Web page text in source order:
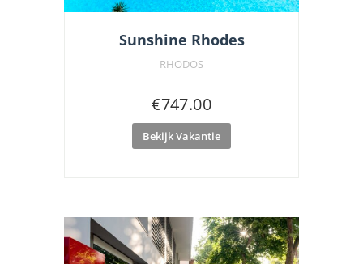
Sunshine Rhodes
RHODOS
€747.00
Bekijk Vakantie